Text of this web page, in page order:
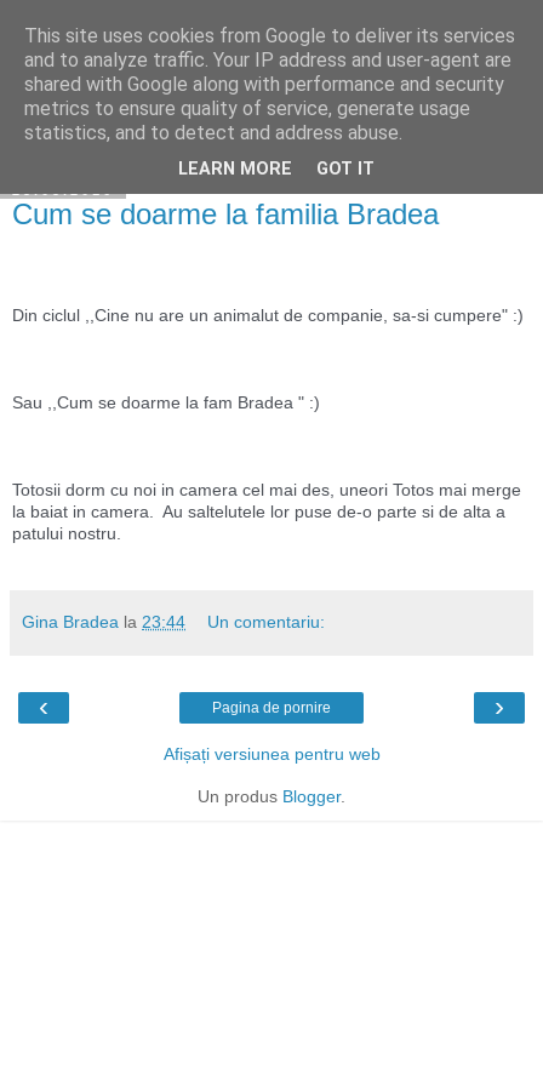
Cuibul cu vipere
Cum se doarme la familia Bradea
Din ciclul ,,Cine nu are un animalut de companie, sa-si cumpere" :)
Sau ,,Cum se doarme la fam Bradea " :)
Totosii dorm cu noi in camera cel mai des, uneori Totos mai merge
la baiat in camera.  Au saltelutele lor puse de-o parte si de alta a
patului nostru.
Gina Bradea la 23:44 Un comentariu:
‹ ›
Pagina de pornire
Afișați versiunea pentru web
Un produs Blogger.
This site uses cookies from Google to deliver its services
and to analyze traffic. Your IP address and user-agent are
shared with Google along with performance and security
metrics to ensure quality of service, generate usage
statistics, and to detect and address abuse.
LEARN MORE GOT IT